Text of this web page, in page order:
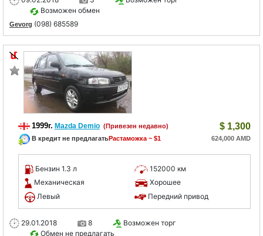
Возможен обмен
Gevorg (098) 685589
1999г. Mazda Demio (Привезен недавно) $ 1,300
В кредит не предлагатьРастаможка ~ $1 624,000 AMD
Бензин 1.3 л
152000 км
Механическая
Хорошее
Левый
Передний привод
29.01.2018 8
Возможен торг
Обмен не предлагать